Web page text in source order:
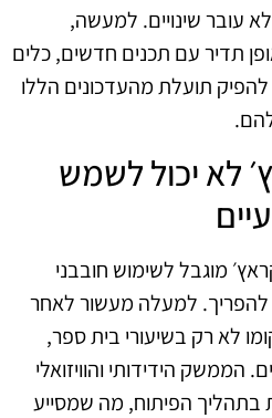
עובר שינויים. למעשה,
תדיר עם תכנים חדשים, כלים
להפיק תועלת מהעדכונים הללו
לא יכול לשמש
מוגבל לשימוש חובבני
להפריך. למעלה מעשור לאחר
לא רק בשיעורי בית ספר,
הממשק הידידותי והוויזואלי
הפיתוח, מה שמסייע